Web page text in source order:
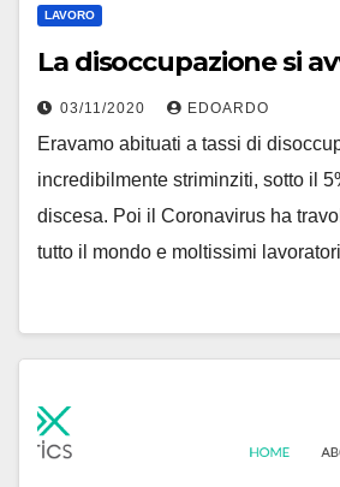
LAVORO
La disoccupazione si
03/11/2020 EDOARDO
Eravamo abituati a tassi di
incredibilmente striminziti, sotto il
discesa. Poi il Coronavirus ha
tutto il mondo e moltissimi